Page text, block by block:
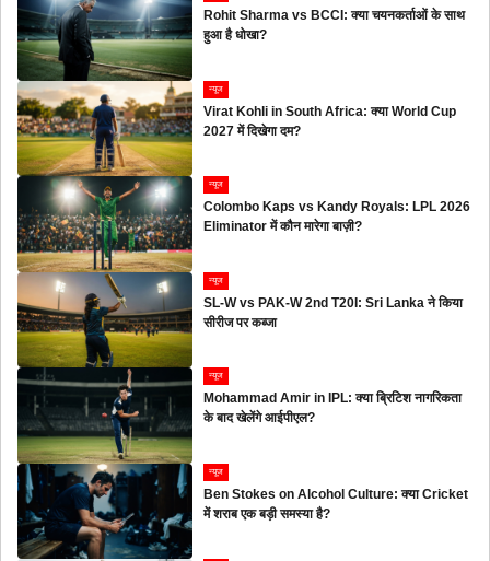
Rohit Sharma vs BCCI: क्या चयनकर्ताओं के साथ
हुआ है धोखा?
न्यूज
Virat Kohli in South Africa: क्या World Cup
2027 में दिखेगा दम?
न्यूज
Colombo Kaps vs Kandy Royals: LPL 2026
Eliminator में कौन मारेगा बाज़ी?
न्यूज
SL-W vs PAK-W 2nd T20I: Sri Lanka ने किया
सीरीज पर कब्जा
न्यूज
Mohammad Amir in IPL: क्या ब्रिटिश नागरिकता
के बाद खेलेंगे आईपीएल?
न्यूज
Ben Stokes on Alcohol Culture: क्या Cricket
में शराब एक बड़ी समस्या है?